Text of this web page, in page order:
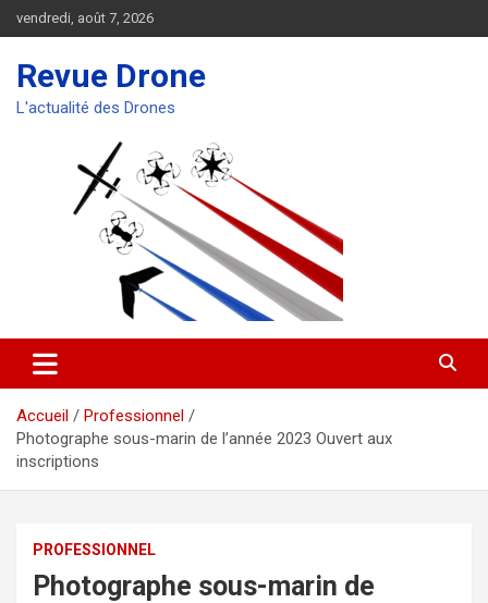
au
vendredi, août 7, 2026
Revue Drone
L'actualité des Drones
Accueil
Professionnel
Photographe sous-marin de l’année 2023 Ouvert aux
inscriptions
PROFESSIONNEL
Photographe sous-marin de